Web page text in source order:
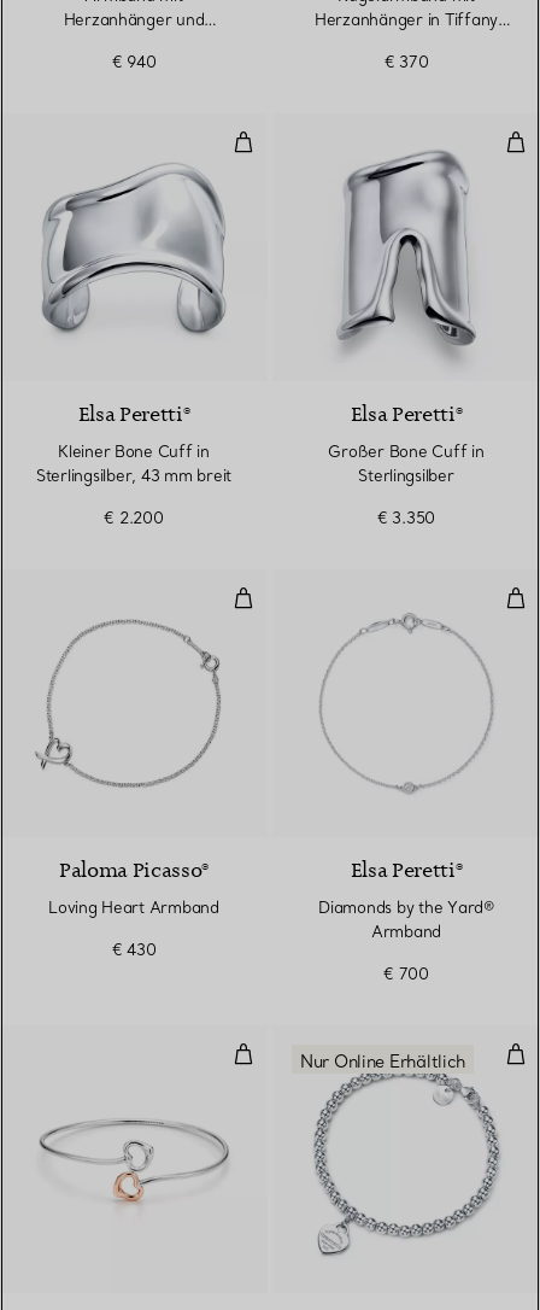
Herzanhänger und
€ 940
Herzanhänger in Tiffany
€ 370
Kleiner Bone Cuff in
Elsa Peretti®
Kleiner Bone Cuff in
Sterlingsilber, 43 mm breit
€ 2.200
Elsa Peretti®
Großer Bone Cuff in
Sterlingsilber
€ 3.350
Loving Heart Armband
Paloma Picasso®
Loving Heart Armband
€ 430
Elsa Peretti®
Diamonds by the Yard®
Armband
€ 700
Double Open Heart Armreif
Nur Online Erhältlich